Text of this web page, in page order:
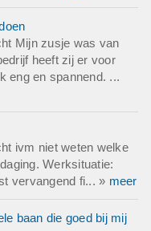
Mijn zusje was van
heeft zij er voor
eng en spannend. ...
ivm niet weten welke
Werksituatie:
vervangend fi... » meer
baan die goed bij mij